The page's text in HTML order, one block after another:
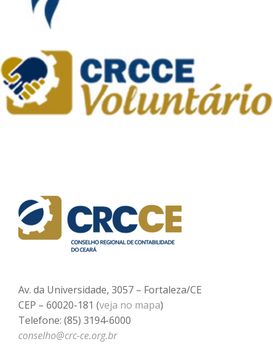
Av. da Universidade, 3057 – Fortaleza/CE
CEP – 60020-181 (veja no mapa)
Telefone: (85) 3194-6000
conselho@crc-ce.org.br